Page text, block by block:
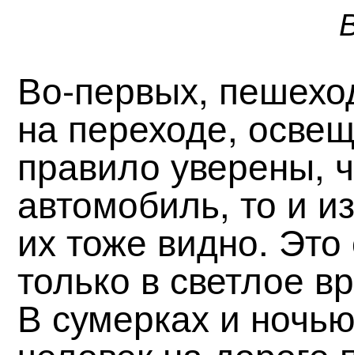
Во-первых,
на переходе,
правило уверены,
автомобиль, то и
их тоже видно.
только в светлое
В сумерках и